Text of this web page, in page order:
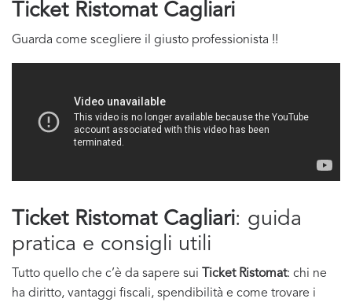
Ticket Ristomat Cagliari
Guarda come scegliere il giusto professionista !!
Ticket Ristomat Cagliari: guida
pratica e consigli utili
Tutto quello che c’è da sapere sui Ticket Ristomat: chi ne
ha diritto, vantaggi fiscali, spendibilità e come trovare i